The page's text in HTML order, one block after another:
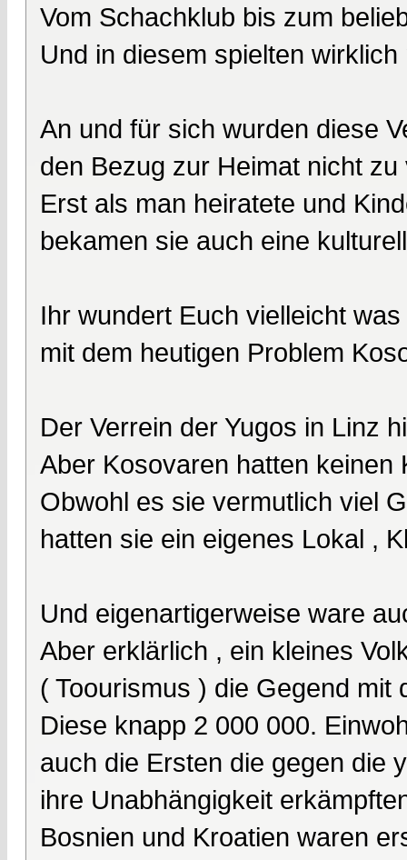
Vom Schachklub bis zum
Und in diesem spielten
An und für sich wurden diese
den Bezug zur Heimat nicht zu
Erst als man heiratete und
bekamen sie auch eine
Ihr wundert Euch vielleicht
mit dem heutigen Problem
Der Verrein der Yugos in Linz
Aber Kosovaren hatten keinen
Obwohl es sie vermutlich viel
hatten sie ein eigenes Lokal ,
Und eigenartigerweise ware
Aber erklärlich , ein kleines
( Toourismus ) die Gegend mit
Diese knapp 2 000 000.
auch die Ersten die gegen die
ihre Unabhängigkeit
Bosnien und Kroatien waren